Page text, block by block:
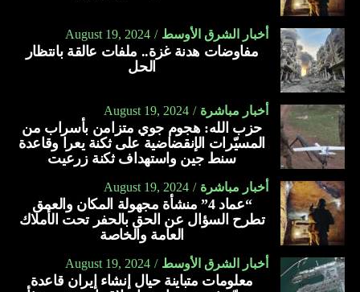
أخبار الشرق الأوسط August 19, 2024
مفاوضات هدنة غزة.. ملفات عالقة بانتظار
الحل
أخبار مباشرة August 19, 2024
حزب الله: هجوم جوي متزامن بأسراب من
المسيّرات الإنقضاضية على ثكنة يعرا وقاعدة
سنط جين واستهداف ثكنة زرعيت
أخبار مباشرة August 19, 2024
“عماد 4” منشأة مجهولة المكان والعمق
تطرح السؤال عن الحق بالحفر تحت الأملاك
العامة والخاصة
أخبار الشرق الأوسط August 19, 2024
معلومات متباينة حيال إنشاء إيران قاعدة